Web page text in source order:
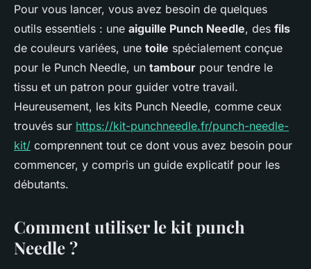
Pour vous lancer, vous avez besoin de quelques
outils essentiels : une aiguille Punch Needle, des fils
de couleurs variées, une toile spécialement conçue
pour le Punch Needle, un tambour pour tendre le
tissu et un patron pour guider votre travail.
Heureusement, les kits Punch Needle, comme ceux
trouvés sur https://kit-punchneedle.fr/punch-needle-
kit/ comprennent tout ce dont vous avez besoin pour
commencer, y compris un guide explicatif pour les
débutants.
Comment utiliser le kit punch
Needle ?